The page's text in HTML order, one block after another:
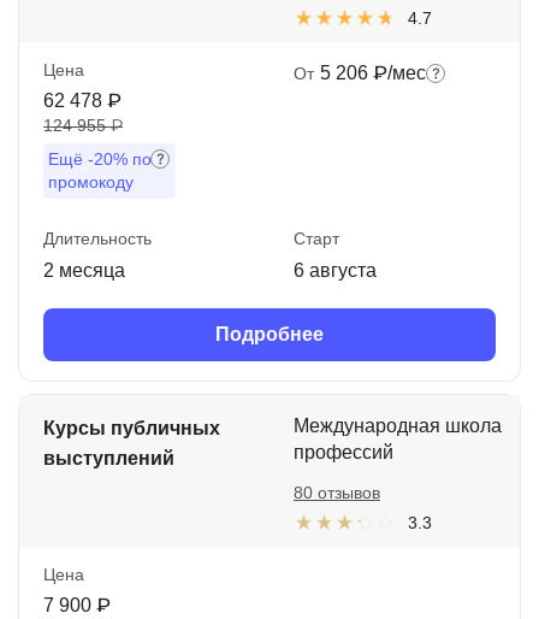
4.7
Цена
62 478 ₽
124 955 ₽
Ещё -20% по
промокоду
От 5 206 ₽/мес
Длительность
2 месяца
Старт
6 августа
Подробнее
Курсы публичных
выступлений
Международная школа
профессий
3.3
80 отзывов
Цена
7 900 ₽